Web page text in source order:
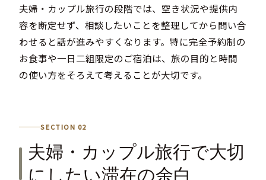
夫婦・カップル旅行の段階では、空き状況や提供内
容を断定せず、相談したいことを整理してから問い合
わせると話が進みやすくなります。特に完全予約制の
お食事や一日二組限定のご宿泊は、旅の目的と時間
の使い方をそろえて考えることが大切です。
SECTION 02
夫婦・カップル旅行で大切
にしたい滞在の余白